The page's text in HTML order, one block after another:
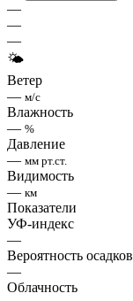
—
—
—
🌤
Ветер
— м/с
Влажность
— %
Давление
— мм рт.ст.
Видимость
— км
Показатели
УФ-индекс
—
Вероятность осадков
—
Облачность